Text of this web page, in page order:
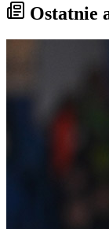
Ostatnie